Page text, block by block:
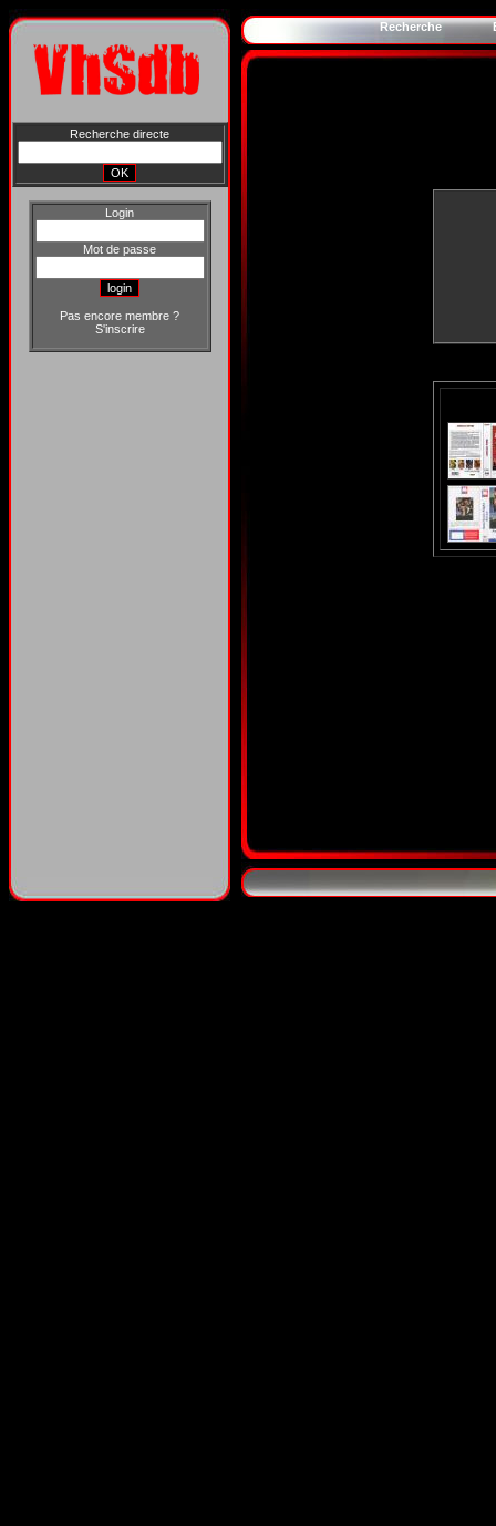
Recherche directe
Login
Mot de passe
Pas encore membre ?
S'inscrire
Recherche